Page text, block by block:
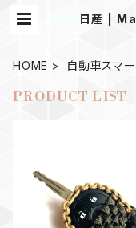
日産 |
HOME 自動車スマ
PRODUCT LIST